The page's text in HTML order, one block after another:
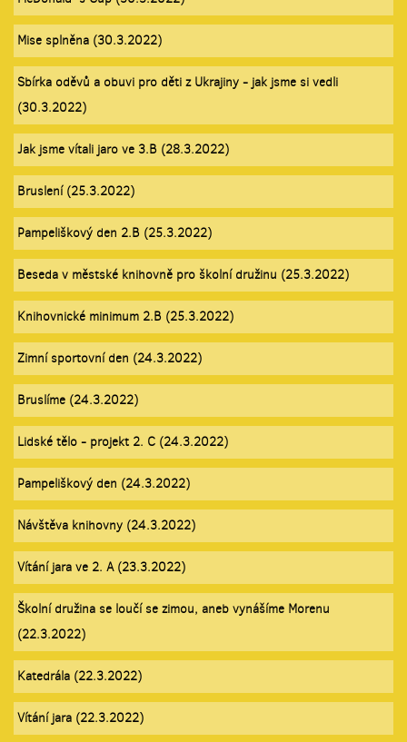
Mise splněna (30.3.2022)
Sbírka oděvů a obuvi pro děti z Ukrajiny - jak jsme si vedli
(30.3.2022)
Jak jsme vítali jaro ve 3.B (28.3.2022)
Bruslení (25.3.2022)
Pampeliškový den 2.B (25.3.2022)
Beseda v městské knihovně pro školní družinu (25.3.2022)
Knihovnické minimum 2.B (25.3.2022)
Zimní sportovní den (24.3.2022)
Bruslíme (24.3.2022)
Lidské tělo - projekt 2. C (24.3.2022)
Pampeliškový den (24.3.2022)
Návštěva knihovny (24.3.2022)
Vítání jara ve 2. A (23.3.2022)
Školní družina se loučí se zimou, aneb vynášíme Morenu
(22.3.2022)
Katedrála (22.3.2022)
Vítání jara (22.3.2022)